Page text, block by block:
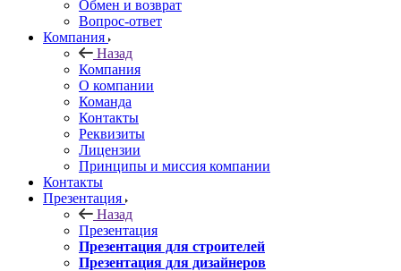
Обмен и возврат
Вопрос-ответ
Компания
Назад
Компания
О компании
Команда
Контакты
Реквизиты
Лицензии
Принципы и миссия компании
Контакты
Презентация
Назад
Презентация
Презентация для строителей
Презентация для дизайнеров